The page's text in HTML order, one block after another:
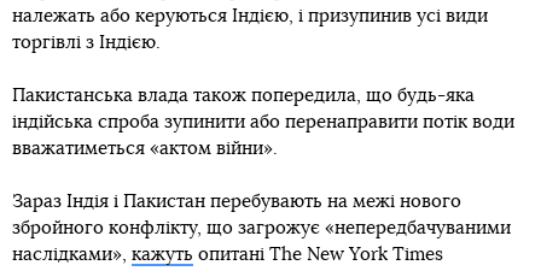
належать або керуються Індією, і призупинив усі види
торгівлі з Індією.
Пакистанська влада також попередила, що будь-яка
індійська спроба зупинити або перенаправити потік води
вважатиметься «актом війни».
Зараз Індія і Пакистан перебувають на межі нового
збройного конфлікту, що загрожує «непередбачуваними
наслідками», кажуть опитані The New York Times